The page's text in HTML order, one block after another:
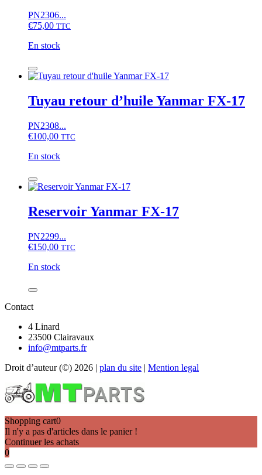
PN2306...
€75,00 TTC
En stock
quantité
de
filtre
hydraulique
FX-
17
Tuyau retour d’huile Yanmar FX-17
PN2308...
€100,00 TTC
En stock
quantité
de
retour
d'huile
FX-
17
Reservoir Yanmar FX-17
PN2299...
€150,00 TTC
En stock
quantité
Reservoir
FX-
17
Contact
4 Linard
23500 Clairavaux
info@mtparts.fr
Droit d’auteur (©) 2026 | plan du site | Mention legal
Shopping cart0
Il n'y a pas d'articles dans le panier !
Continuer les achats
0